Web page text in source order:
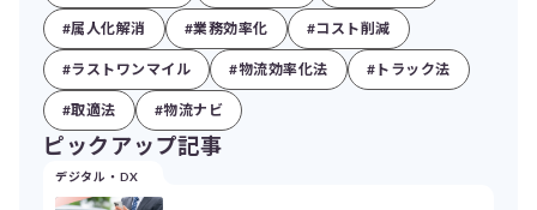
#属人化解消 #業務効率化 #コスト削減
#ラストワンマイル #物流効率化法 #トラック法
#取適法 #物流ナビ
ピックアップ記事
デジタル・DX